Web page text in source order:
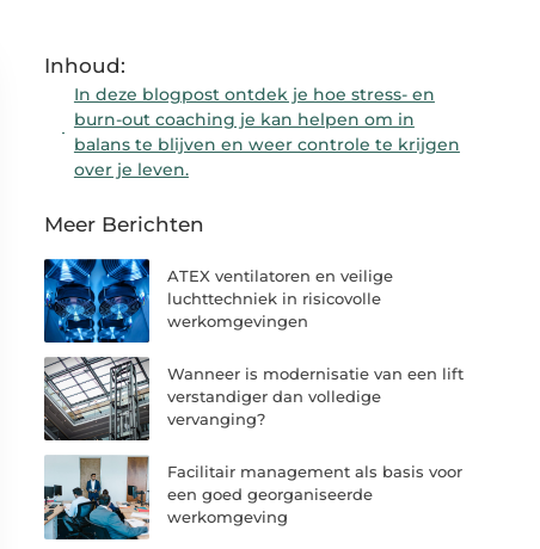
Inhoud:
In deze blogpost ontdek je hoe stress- en
burn-out coaching je kan helpen om in
balans te blijven en weer controle te krijgen
over je leven.
Meer Berichten
ATEX ventilatoren en veilige
luchttechniek in risicovolle
werkomgevingen
Wanneer is modernisatie van een lift
verstandiger dan volledige
vervanging?
Facilitair management als basis voor
een goed georganiseerde
werkomgeving